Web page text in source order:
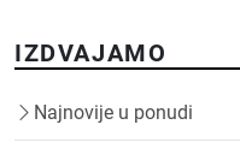
IZDVAJAMO
Najnovije u ponudi